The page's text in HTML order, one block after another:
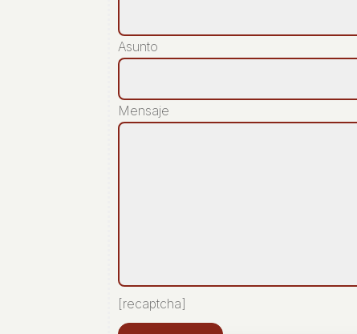
Asunto
Mensaje
[recaptcha]